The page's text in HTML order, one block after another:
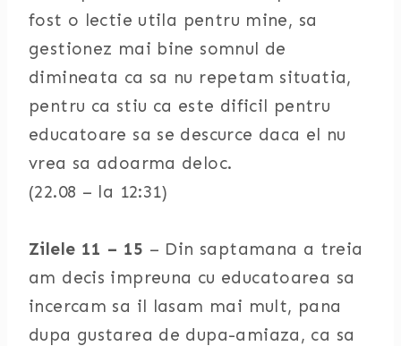
fost o lectie utila pentru mine, sa
gestionez mai bine somnul de
dimineata ca sa nu repetam situatia,
pentru ca stiu ca este dificil pentru
educatoare sa se descurce daca el nu
vrea sa adoarma deloc.
(22.08 – la 12:31)
Zilele 11 – 15 – Din saptamana a treia
am decis impreuna cu educatoarea sa
incercam sa il lasam mai mult, pana
dupa gustarea de dupa-amiaza, ca sa